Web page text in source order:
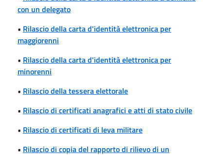
con un delegato
• Rilascio della carta d'identità elettronica per
maggiorenni
• Rilascio della carta d'identità elettronica per
minorenni
• Rilascio della tessera elettorale
• Rilascio di certificati anagrafici e atti di stato civile
• Rilascio di certificati di leva militare
• Rilascio di copia del rapporto di rilievo di un